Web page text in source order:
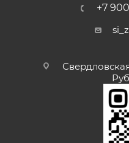
+7